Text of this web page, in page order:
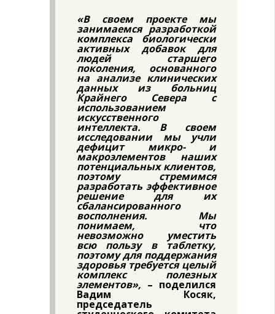
«В своем проекте мы
занимаемся разработкой
комплекса биологически
активных добавок для
людей старшего
поколения, основанного
на анализе клинических
данных из больниц
Крайнего Севера с
использованием
искусственного
интеллекта. В своем
исследовании мы учли
дефицит микро- и
макроэлементов наших
потенциальных клиентов,
поэтому стремимся
разработать эффективное
решение для их
сбалансированного
восполнения. Мы
понимаем, что
невозможно уместить
всю пользу в таблетку,
поэтому для поддержания
здоровья требуется целый
комплекс полезных
элементов», – поделился
Вадим Косяк,
председатель